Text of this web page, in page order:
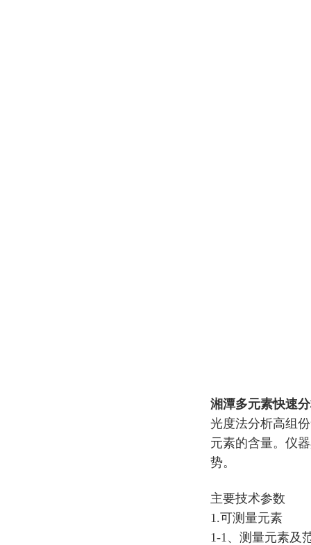
湘潭多元素快速
光度法分析高组
元素的含量。仪
势。
主要技术参数
1.可测量元素
1-1、测量元素及